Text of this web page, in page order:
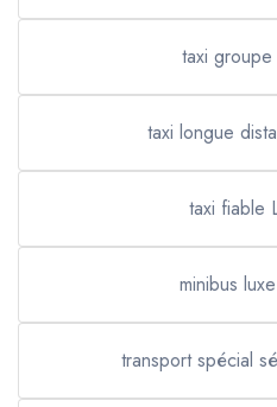
taxi
taxi longue
taxi fiable
minibus
transport spécial